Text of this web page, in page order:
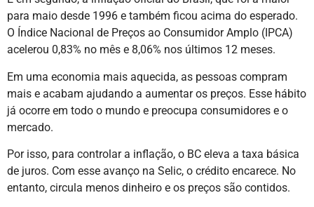
para maio desde 1996 e também ficou acima do esperado.
O Índice Nacional de Preços ao Consumidor Amplo (IPCA)
acelerou 0,83% no mês e 8,06% nos últimos 12 meses.
Em uma economia mais aquecida, as pessoas compram
mais e acabam ajudando a aumentar os preços. Esse hábito
já ocorre em todo o mundo e preocupa consumidores e o
mercado.
Por isso, para controlar a inflação, o BC eleva a taxa básica
de juros. Com esse avanço na Selic, o crédito encarece. No
entanto, circula menos dinheiro e os preços são contidos.